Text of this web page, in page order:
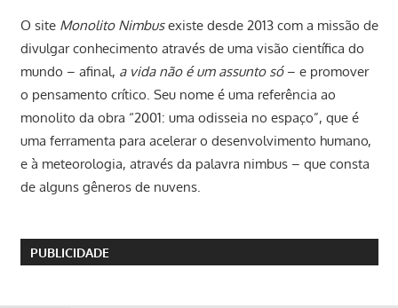
O site Monolito Nimbusexiste desde 2013 com a missão de
divulgar conhecimento através de uma visão científica do
mundo – afinal, a vida não é um assunto só– e promover
o pensamento crítico. Seu nome é uma referência ao
monolito da obra “2001: uma odisseia no espaço”, que é
uma ferramenta para acelerar o desenvolvimento humano,
e à meteorologia, através da palavra nimbus – que consta
de alguns gêneros de nuvens.
PUBLICIDADE